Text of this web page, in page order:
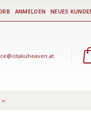
ANMELDEN NEUES